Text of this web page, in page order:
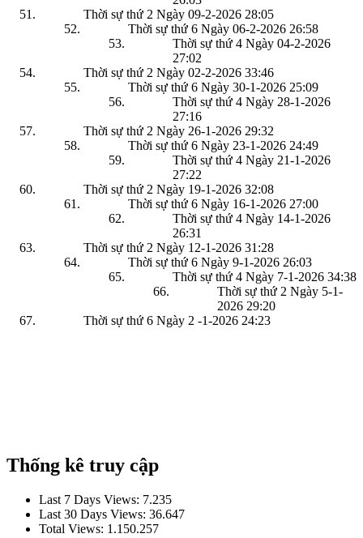
Thời sự thứ 2 Ngày 09-2-2026 28:05
Thời sự thứ 6 Ngày 06-2-2026 26:58
Thời sự thứ 4 Ngày 04-2-2026
27:02
Thời sự thứ 2 Ngày 02-2-2026 33:46
Thời sự thứ 6 Ngày 30-1-2026 25:09
Thời sự thứ 4 Ngày 28-1-2026
27:16
Thời sự thứ 2 Ngày 26-1-2026 29:32
Thời sự thứ 6 Ngày 23-1-2026 24:49
Thời sự thứ 4 Ngày 21-1-2026
27:22
Thời sự thứ 2 Ngày 19-1-2026 32:08
Thời sự thứ 6 Ngày 16-1-2026 27:00
Thời sự thứ 4 Ngày 14-1-2026
26:31
Thời sự thứ 2 Ngày 12-1-2026 31:28
Thời sự thứ 6 Ngày 9-1-2026 26:03
Thời sự thứ 4 Ngày 7-1-2026 34:38
Thời sự thứ 2 Ngày 5-1-
2026 29:20
Thời sự thứ 6 Ngày 2 -1-2026 24:23
Thống kê truy cập
Last 7 Days Views: 7.235
Last 30 Days Views: 36.647
Total Views: 1.150.257